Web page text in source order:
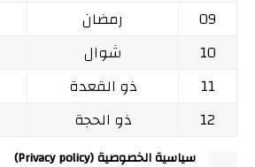
09
رمضان
10
شوال
11
ذو القعدة
12
ذو الحجة
سياسية الخصوصية (Privacy policy)